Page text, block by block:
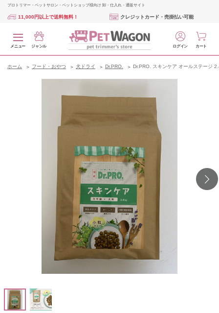
プロトリマー・ペットサロン・ペットショップ様向け 卸・仕入れ・通販サイト
11,000円以上で送料無料！ クレジットカード・売掛払い可能
メニュー ジャンル ログイン カート
ホーム フード・おやつ 犬ドライ Dr.PRO. Dr.PRO. スキンケア オールステージ